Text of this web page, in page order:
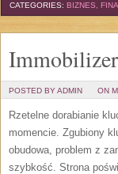
CATEGORIES: BIZNES,
POSTED BY ADMIN ON
Rzetelne dorabianie
momencie. Zgubiony
obudowa, problem z
szybkość. Strona